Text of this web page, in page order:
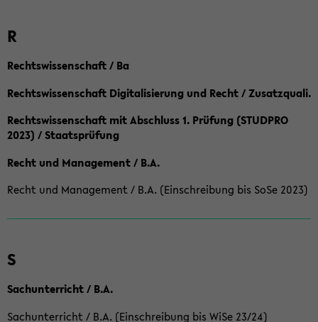
R
Rechtswissenschaft / Ba
Rechtswissenschaft Digitalisierung und Recht / Zusatzquali.
Rechtswissenschaft mit Abschluss 1. Prüfung (STUDPRO
2023) / Staatsprüfung
Recht und Management / B.A.
Recht und Management / B.A. (Einschreibung bis SoSe 2023)
S
Sachunterricht / B.A.
Sachunterricht / B.A. (Einschreibung bis WiSe 23/24)